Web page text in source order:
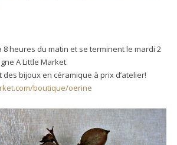
8 heures du matin et se terminent le mardi 2
A Little Market.
bijoux en céramique à prix d’atelier!
boutique/oerine